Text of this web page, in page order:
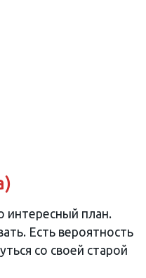
интересный план.
Есть вероятность
со своей старой